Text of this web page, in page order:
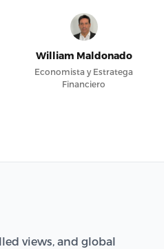
William Maldonado
Economista y Estratega
Financiero
views, and global